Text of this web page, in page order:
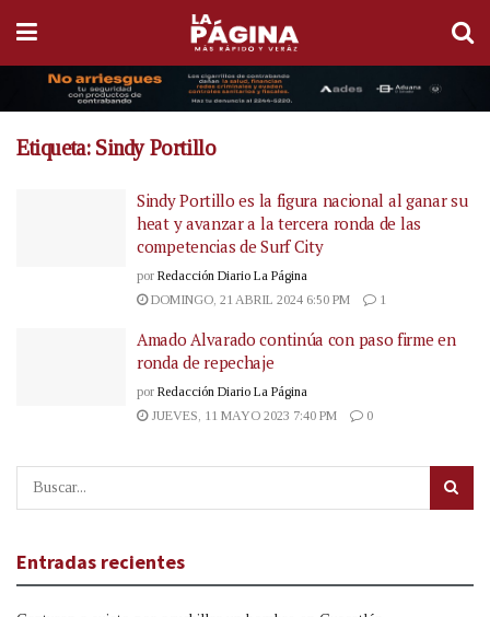
Etiqueta: Sindy Portillo
Sindy Portillo es la figura nacional al ganar su
heat y avanzar a la tercera ronda de las
competencias de Surf City
por Redacción Diario La Página
DOMINGO, 21 ABRIL 2024 6:50 PM
1
Amado Alvarado continúa con paso firme en
ronda de repechaje
por Redacción Diario La Página
JUEVES, 11 MAYO 2023 7:40 PM
0
Entradas recientes